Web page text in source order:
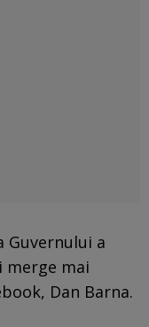
Guvernului a
merge mai
Dan Barna.